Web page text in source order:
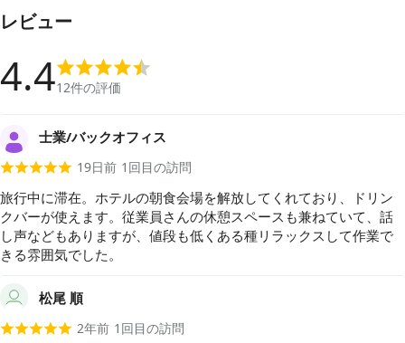
レビュー
4.412件の評価
士業/バックオフィス
19日前 1 回目の訪問
旅行中に滞在。ホテルの朝食会場を解放してくれており、ドリン
クバーが使えます。従業員さんの休憩スペースも兼ねていて、話
し声などもありますが、値段も低くある種リラックスして作業で
きる雰囲気でした。
松尾 順
2年前 1 回目の訪問